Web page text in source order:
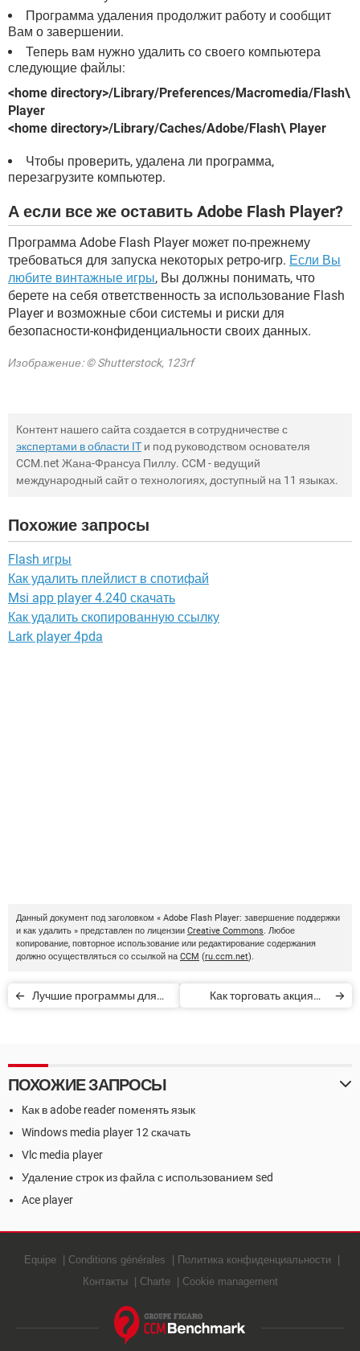
Программа удаления продолжит работу и сообщит
Вам о завершении.
Теперь вам нужно удалить со своего компьютера
следующие файлы:
<home directory>/Library/Preferences/Macromedia/Flash\
Player
<home directory>/Library/Caches/Adobe/Flash\ Player
Чтобы проверить, удалена ли программа,
перезагрузите компьютер.
А если все же оставить Adobe Flash Player?
Программа Adobe Flash Player может по-прежнему
требоваться для запуска некоторых ретро-игр. Если Вы
любите винтажные игры, Вы должны понимать, что
берете на себя ответственность за использование Flash
Player и возможные сбои системы и риски для
безопасности-конфиденциальности своих данных.
Изображение: © Shutterstock, 123rf
Контент нашего сайта создается в сотрудничестве с
экспертами в области IT и под руководством основателя
CCM.net Жана-Франсуа Пиллу. CCM - ведущий
международный сайт о технологиях, доступный на 11 языках.
Похожие запросы
Flash игры
Как удалить плейлист в спотифай
Msi app player 4.240 скачать
Как удалить скопированную ссылку
Lark player 4pda
Данный документ под заголовком « Adobe Flash Player: завершение поддержки
и как удалить » представлен по лицензии Creative Commons . Любое
копирование, повторное использование или редактирование содержания
должно осуществляться со ссылкой на CCM (ru.ccm.net).
Лучшие программы для
Как торговать акциями
ПОХОЖИЕ ЗАПРОСЫ
Как в adobe reader поменять язык
Windows media player 12 скачать
Vlc media player
Удаление строк из файла с использованием sed
Ace player
Equipe Conditions générales
Политика конфиденциальности
Контакты
Charte Cookie management